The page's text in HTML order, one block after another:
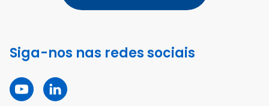
Siga-nos nas redes sociais